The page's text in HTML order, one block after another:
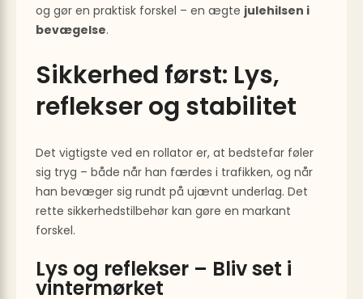
og gør en praktisk forskel – en ægte julehilsen i
bevægelse.
Sikkerhed først: Lys,
reflekser og stabilitet
Det vigtigste ved en rollator er, at bedstefar føler
sig tryg – både når han færdes i trafikken, og når
han bevæger sig rundt på ujævnt underlag. Det
rette sikkerhedstilbehør kan gøre en markant
forskel.
Lys og reflekser – Bliv set i
vintermørket